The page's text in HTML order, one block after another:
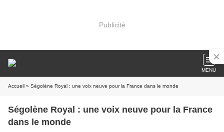
Publicité
MENU
Accueil » Ségolène Royal : une voix neuve pour la France dans le monde
Ségolène Royal : une voix neuve pour la France
dans le monde